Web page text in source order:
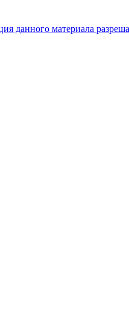
данного материала